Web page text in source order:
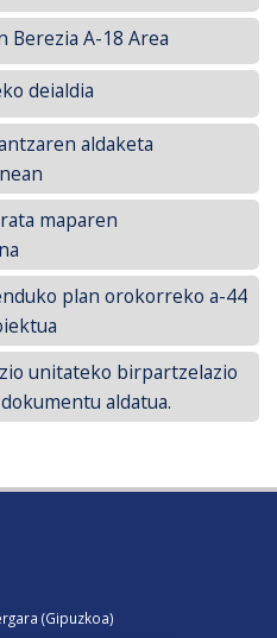
Berezia A-18 Area
deialdia
aldaketa
maparen
plan orokorreko a-44
unitateko birpartzelazio
aldatua.
(Gipuzkoa)